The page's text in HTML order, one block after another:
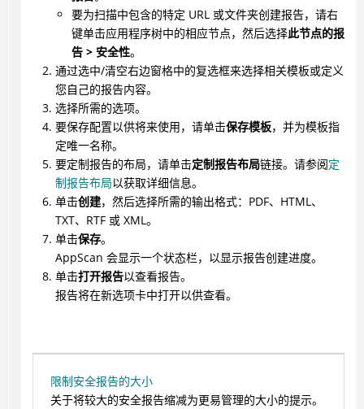
要为扫描中包含的特定 URL 或文件夹创建报告，请右
键单击应用程序树中的相应节点，然后选择此节点的报
告 > 安全性。
通过选中/清空右边窗格中的复选框来选择相关模板或定义
您自己的报告内容。
选择所需的选项。
要保存配置以供将来使用，请单击保存模板，并为模板指
定唯一名称。
要定制报告的布局，请单击定制报告布局链接。请参阅定
制报告布局以获取详细信息。
单击创建，然后选择所需的输出格式：PDF、HTML、
TXT、RTF 或 XML。
单击保存。
AppScan 会显示一个状态栏，以显示报告创建进度。
单击打开报告以查看报告。
报告将在新选项卡中打开以供查看。
限制安全报告的大小
关于将较大的安全报告缩减为更易管理的大小的提示。